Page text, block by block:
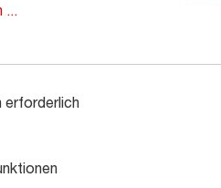
...
erforderlich